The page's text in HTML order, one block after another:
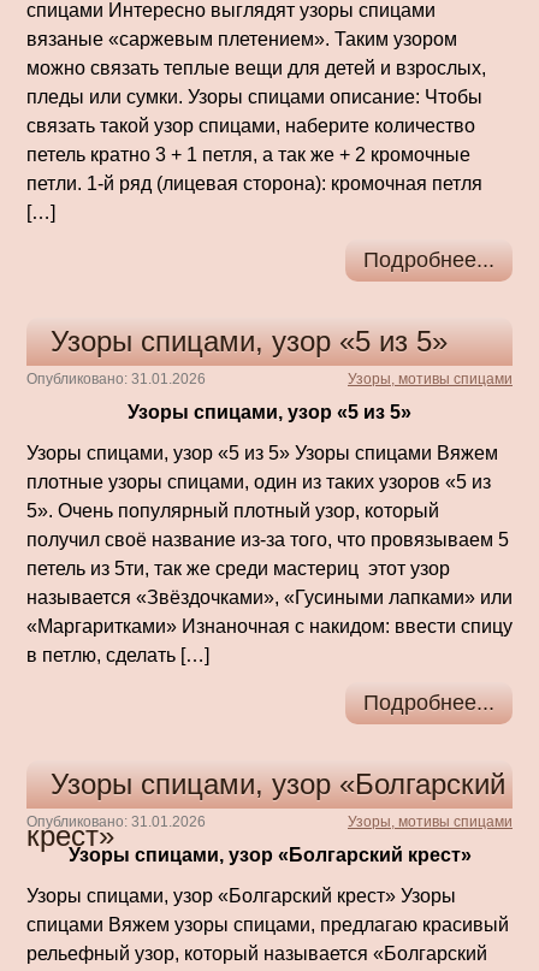
спицами Интересно выглядят узоры спицами
вязаные «саржевым плетением». Таким узором
можно связать теплые вещи для детей и взрослых,
пледы или сумки. Узоры спицами описание: Чтобы
связать такой узор спицами, наберите количество
петель кратно 3 + 1 петля, а так же + 2 кромочные
петли. 1-й ряд (лицевая сторона): кромочная петля
[…]
Подробнее...
Узоры спицами, узор «5 из 5»
Опубликовано: 31.01.2026 Узоры, мотивы спицами
Узоры спицами, узор «5 из 5»
Узоры спицами, узор «5 из 5» Узоры спицами Вяжем
плотные узоры спицами, один из таких узоров «5 из
5». Очень популярный плотный узор, который
получил своё название из-за того, что провязываем 5
петель из 5ти, так же среди мастериц этот узор
называется «Звёздочками», «Гусиными лапками» или
«Маргаритками» Изнаночная с накидом: ввести спицу
в петлю, сделать […]
Подробнее...
Узоры спицами, узор «Болгарский
крест»
Опубликовано: 31.01.2026 Узоры, мотивы спицами
Узоры спицами, узор «Болгарский крест»
Узоры спицами, узор «Болгарский крест» Узоры
спицами Вяжем узоры спицами, предлагаю красивый
рельефный узор, который называется «Болгарский